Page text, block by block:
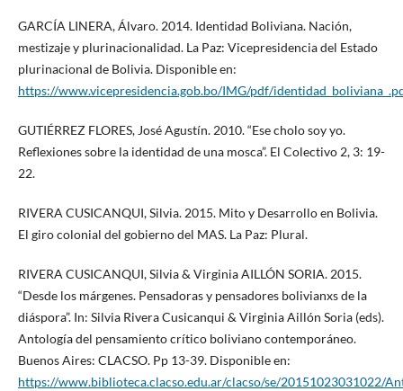
GARCÍA LINERA, Álvaro. 2014. Identidad Boliviana. Nación,
mestizaje y plurinacionalidad. La Paz: Vicepresidencia del Estado
plurinacional de Bolivia. Disponible en:
https://www.vicepresidencia.gob.bo/IMG/pdf/
GUTIÉRREZ FLORES, José Agustín. 2010. “Ese cholo soy yo.
Reflexiones sobre la identidad de una mosca”. El Colectivo 2, 3: 19-
22.
RIVERA CUSICANQUI, Silvia. 2015. Mito y Desarrollo en Bolivia.
El giro colonial del gobierno del MAS. La Paz: Plural.
RIVERA CUSICANQUI, Silvia & Virginia AILLÓN SORIA. 2015.
“Desde los márgenes. Pensadoras y pensadores bolivianxs de la
diáspora”. In: Silvia Rivera Cusicanqui & Virginia Aillón Soria (eds).
Antología del pensamiento crítico boliviano contemporáneo.
Buenos Aires: CLACSO. Pp 13-39. Disponible en:
https://www.biblioteca.clacso.edu.ar/clacso/se/20151023031022/